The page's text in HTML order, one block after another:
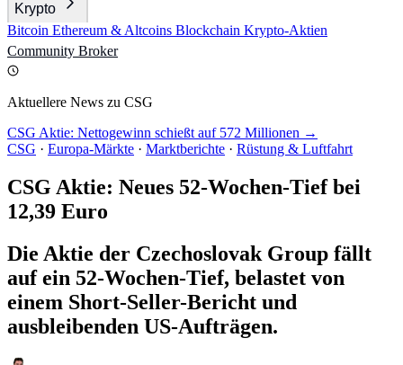
Krypto
Bitcoin Ethereum & Altcoins Blockchain Krypto-Aktien
Community Broker
Aktuellere News zu CSG
CSG Aktie: Nettogewinn schießt auf 572 Millionen →
CSG · Europa-Märkte · Marktberichte · Rüstung & Luftfahrt
CSG Aktie: Neues 52-Wochen-Tief bei
12,39 Euro
Die Aktie der Czechoslovak Group fällt
auf ein 52-Wochen-Tief, belastet von
einem Short-Seller-Bericht und
ausbleibenden US-Aufträgen.